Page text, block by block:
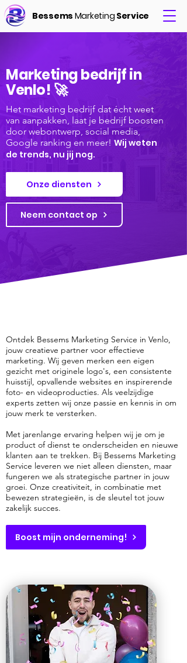
Bessems Marketing Service
Marketing bedrijf in
Venlo! 🚀
Het marketing bedrijf dat écht weet
van aanpakken, laat je bedrijf boosten
door webontwerp, social media,
Google ranking en meer! Wij weten
de trends, nu jij nog.
Onze diensten
Neem contact op
Ontdek Bessems Marketing Service in Venlo,
jouw creatieve partner voor effectieve
marketing. Wij geven merken een eigen
gezicht met originele logo's, een consistente
huisstijl, opvallende websites en inspirerende
foto- en videoproducties. Als veelzijdige
experts zetten wij onze passie en kennis in om
jouw merk te versterken.
Met jarenlange ervaring helpen wij je om je
product of dienst te onderscheiden en nieuwe
klanten aan te trekken. Bij Bessems Marketing
Service leveren we niet alleen diensten, maar
fungeren we als strategische partner in jouw
groei. Onze creativiteit, in combinatie met
bewezen strategieën, is de sleutel tot jouw
zakelijk succes.
Boost mijn onderneming!